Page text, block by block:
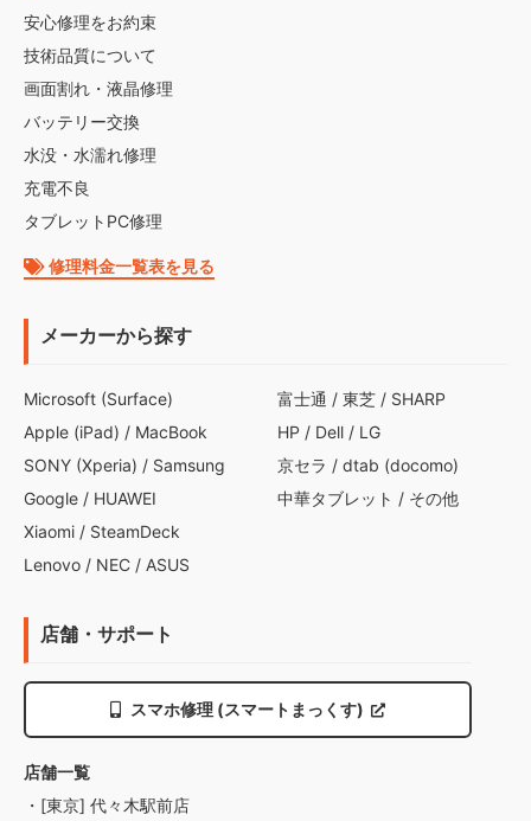
安心修理をお約束
技術品質について
画面割れ・液晶修理
バッテリー交換
水没・水濡れ修理
充電不良
タブレットPC修理
修理料金一覧表を見る
メーカーから探す
Microsoft (Surface)
Apple (iPad) / MacBook
SONY (Xperia) / Samsung
Google / HUAWEI
Xiaomi / SteamDeck
Lenovo / NEC / ASUS
富士通 / 東芝 / SHARP
HP / Dell / LG
京セラ / dtab (docomo)
中華タブレット / その他
店舗・サポート
スマホ修理 (スマートまっくす)
店舗一覧
・[東京] 代々木駅前店